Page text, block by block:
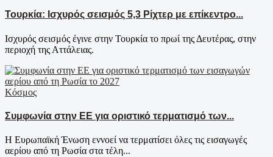
Τουρκία: Ισχυρός σεισμός 5,3 Ρίχτερ με επίκεντρο...
Ισχυρός σεισμός έγινε στην Τουρκία το πρωί της Δευτέρας, στην
περιοχή της Αττάλειας.
Κόσμος
Συμφωνία στην ΕΕ για οριστικό τερματισμό των...
Η Ευρωπαϊκή Ένωση εννοεί να τερματίσει όλες τις εισαγωγές
αερίου από τη Ρωσία στα τέλη...